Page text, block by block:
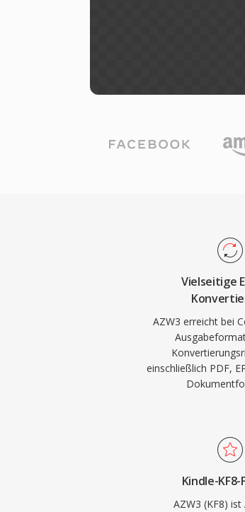
Vielseitige
AZW3 erreicht bei
einschließlich PDF,
Kindle-
AZW3 (KF8)